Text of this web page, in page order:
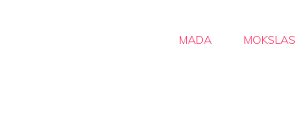
MADA MOKSLAS